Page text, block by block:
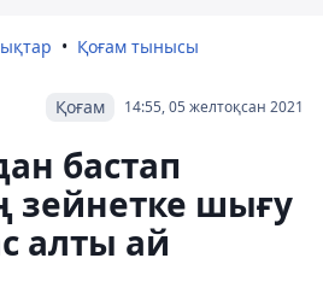
Қоғам тынысы
14:55, 05 желтоқсан 2021
Қоғам
бастап
зейнетке шығу
алты ай